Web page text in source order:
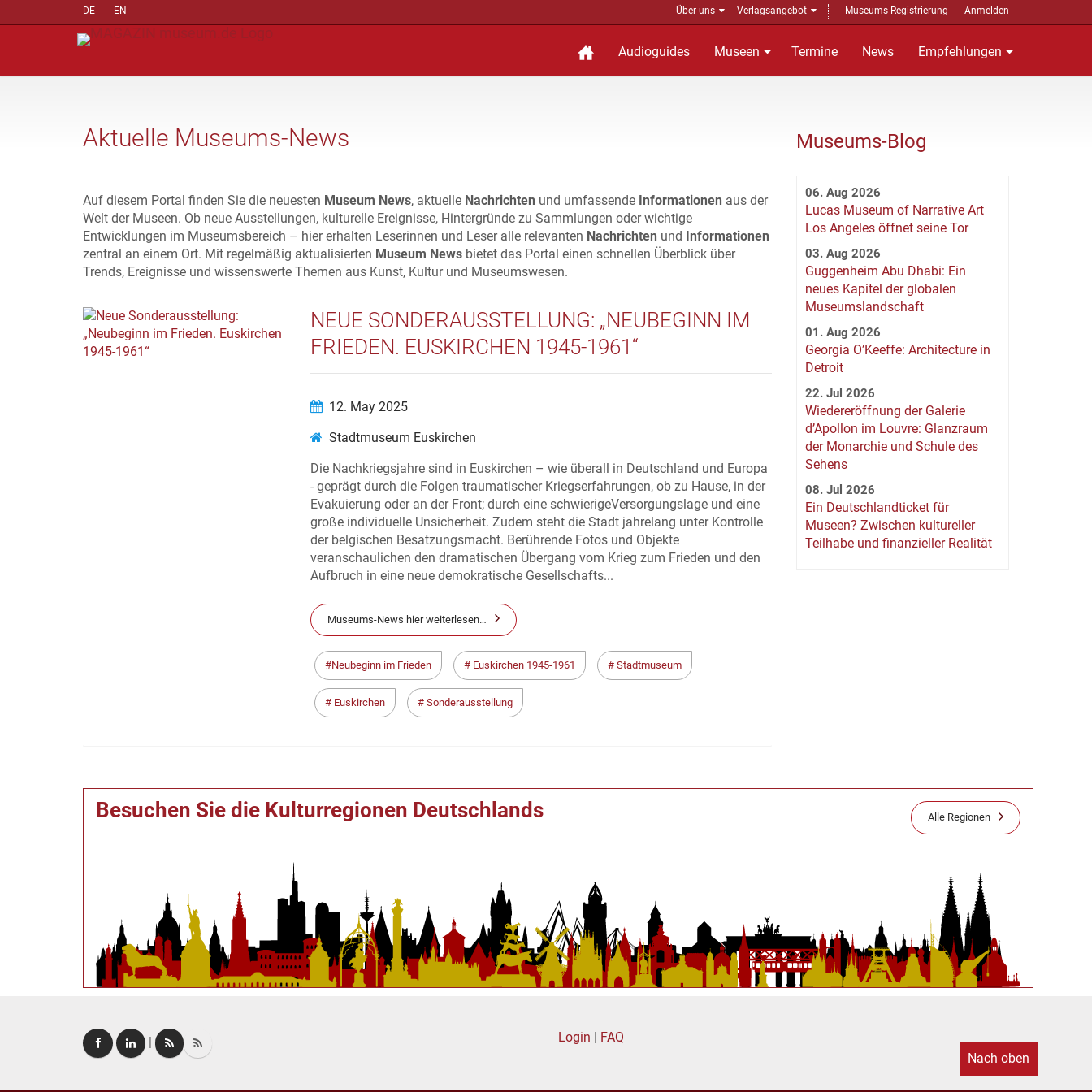
DE EN Über uns Verlagsangebot Museums-Registrierung Anmelden
Audioguides Museen Termine News Empfehlungen
Aktuelle Museums-News
Auf diesem Portal finden Sie die neuesten Museum News, aktuelle Nachrichten und umfassende Informationen aus der
Welt der Museen. Ob neue Ausstellungen, kulturelle Ereignisse, Hintergründe zu Sammlungen oder wichtige
Entwicklungen im Museumsbereich – hier erhalten Leserinnen und Leser alle relevanten Nachrichten und Informationen
zentral an einem Ort. Mit regelmäßig aktualisierten Museum News bietet das Portal einen schnellen Überblick über
Trends, Ereignisse und wissenswerte Themen aus Kunst, Kultur und Museumswesen.
NEUE SONDERAUSSTELLUNG: „NEUBEGINN IM
FRIEDEN. EUSKIRCHEN 1945-1961“
12. May 2025
Stadtmuseum Euskirchen
Die Nachkriegsjahre sind in Euskirchen – wie überall in Deutschland und Europa
- geprägt durch die Folgen traumatischer Kriegserfahrungen, ob zu Hause, in der
Evakuierung oder an der Front; durch eine schwierigeVersorgungslage und eine
große individuelle Unsicherheit. Zudem steht die Stadt jahrelang unter Kontrolle
der belgischen Besatzungsmacht. Berührende Fotos und Objekte
veranschaulichen den dramatischen Übergang vom Krieg zum Frieden und den
Aufbruch in eine neue demokratische Gesellschafts...
Museums-News hier weiterlesen…
Neubeginn im Frieden Euskirchen 1945-1961 Stadtmuseum
Euskirchen Sonderausstellung
Besuchen Sie die Kulturregionen Deutschlands Alle Regionen
Museums-Blog
06. Aug 2026
Lucas Museum of Narrative Art
Los Angeles öffnet seine Tor
03. Aug 2026
Guggenheim Abu Dhabi: Ein
neues Kapitel der globalen
Museumslandschaft
01. Aug 2026
Georgia O’Keeffe: Architecture in
Detroit
22. Jul 2026
Wiedereröffnung der Galerie
d’Apollon im Louvre: Glanzraum
der Monarchie und Schule des
Sehens
08. Jul 2026
Ein Deutschlandticket für
Museen? Zwischen kultureller
Teilhabe und finanzieller Realität
Login | FAQ
Nach oben